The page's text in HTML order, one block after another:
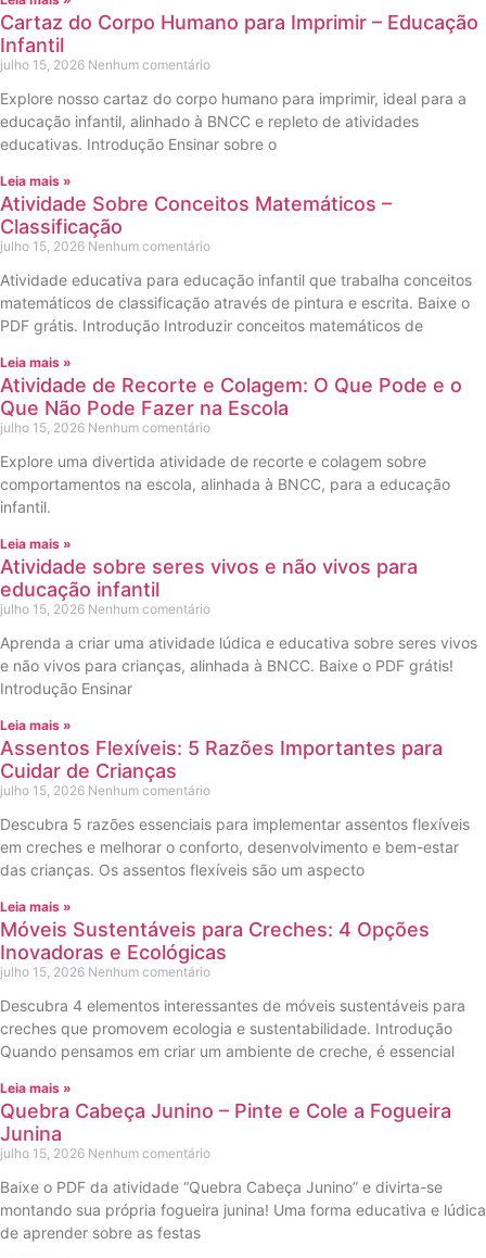
Cartaz do Corpo Humano para Imprimir – Educação
Infantil
julho 15, 2026 Nenhum comentário
Explore nosso cartaz do corpo humano para imprimir, ideal para a
educação infantil, alinhado à BNCC e repleto de atividades
educativas. Introdução Ensinar sobre o
Leia mais »
Atividade Sobre Conceitos Matemáticos –
Classificação
julho 15, 2026 Nenhum comentário
Atividade educativa para educação infantil que trabalha conceitos
matemáticos de classificação através de pintura e escrita. Baixe o
PDF grátis. Introdução Introduzir conceitos matemáticos de
Leia mais »
Atividade de Recorte e Colagem: O Que Pode e o
Que Não Pode Fazer na Escola
julho 15, 2026 Nenhum comentário
Explore uma divertida atividade de recorte e colagem sobre
comportamentos na escola, alinhada à BNCC, para a educação
infantil.
Leia mais »
Atividade sobre seres vivos e não vivos para
educação infantil
julho 15, 2026 Nenhum comentário
Aprenda a criar uma atividade lúdica e educativa sobre seres vivos
e não vivos para crianças, alinhada à BNCC. Baixe o PDF grátis!
Introdução Ensinar
Leia mais »
Assentos Flexíveis: 5 Razões Importantes para
Cuidar de Crianças
julho 15, 2026 Nenhum comentário
Descubra 5 razões essenciais para implementar assentos flexíveis
em creches e melhorar o conforto, desenvolvimento e bem-estar
das crianças. Os assentos flexíveis são um aspecto
Leia mais »
Móveis Sustentáveis para Creches: 4 Opções
Inovadoras e Ecológicas
julho 15, 2026 Nenhum comentário
Descubra 4 elementos interessantes de móveis sustentáveis para
creches que promovem ecologia e sustentabilidade. Introdução
Quando pensamos em criar um ambiente de creche, é essencial
Leia mais »
Quebra Cabeça Junino – Pinte e Cole a Fogueira
Junina
julho 15, 2026 Nenhum comentário
Baixe o PDF da atividade “Quebra Cabeça Junino” e divirta-se
montando sua própria fogueira junina! Uma forma educativa e lúdica
de aprender sobre as festas